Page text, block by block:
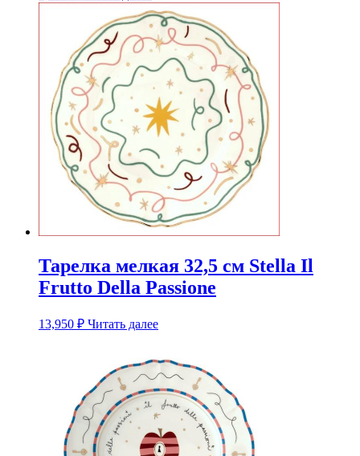
Тарелка мелкая 32,5 см Stella Il
Frutto Della Passione
13,950 ₽ Читать далее